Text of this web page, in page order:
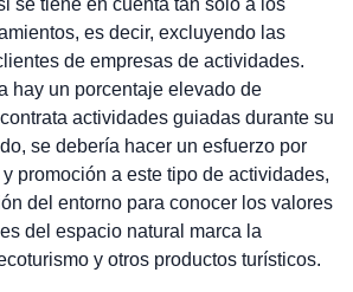
se tiene en cuenta tan sólo a los
es decir, excluyendo las
de empresas de actividades.
hay un porcentaje elevado de
actividades guiadas durante su
se debería hacer un esfuerzo por
promoción a este tipo de actividades,
del entorno para conocer los valores
del espacio natural marca la
y otros productos turísticos.